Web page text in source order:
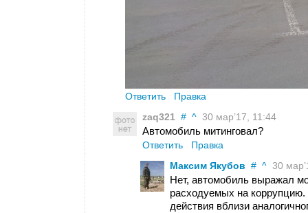
Ответить
Правка
zaq321 # ^ 30 мар’17, 11:44
Автомобиль митинговал?
Ответить
Правка
Максим Якубов # ^ 30
Нет, автомобиль выражал
расходуемых на
действия вблизи